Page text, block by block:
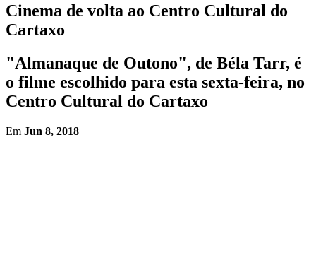
Cinema de volta ao Centro Cultural do
Cartaxo
"Almanaque de Outono", de Béla Tarr, é
o filme escolhido para esta sexta-feira, no
Centro Cultural do Cartaxo
Em Jun 8, 2018